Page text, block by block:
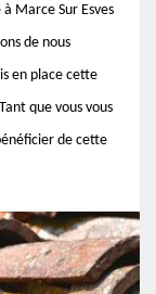
Marce Sur Esves
de nous
en place cette
que vous vous
de cette